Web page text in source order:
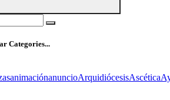
Categories...
animaciónanuncioArquidiócesisAscética